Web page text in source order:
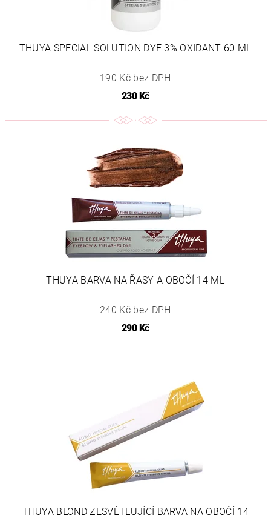
THUYA SPECIAL SOLUTION DYE 3% OXIDANT 60 ML
190 Kč bez DPH
230 Kč
THUYA BARVA NA ŘASY A OBOČÍ 14 ML
240 Kč bez DPH
290 Kč
THUYA BLOND ZESVĚTLUJÍCÍ BARVA NA OBOČÍ 14